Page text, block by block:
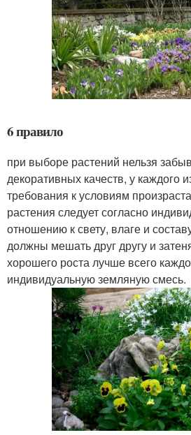
6 правило
при выборе растений нельзя
декоративных качеств, у каждого
требования к условиям
растения следует согласно
отношению к свету, влаге и
должны мешать друг другу и
хорошего роста лучше всего
индивидуальную земляную смесь.